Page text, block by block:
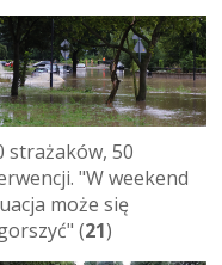
strażaków, 50
"W weekend
może się
(21)